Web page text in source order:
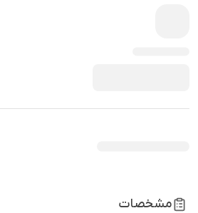
مشخصات